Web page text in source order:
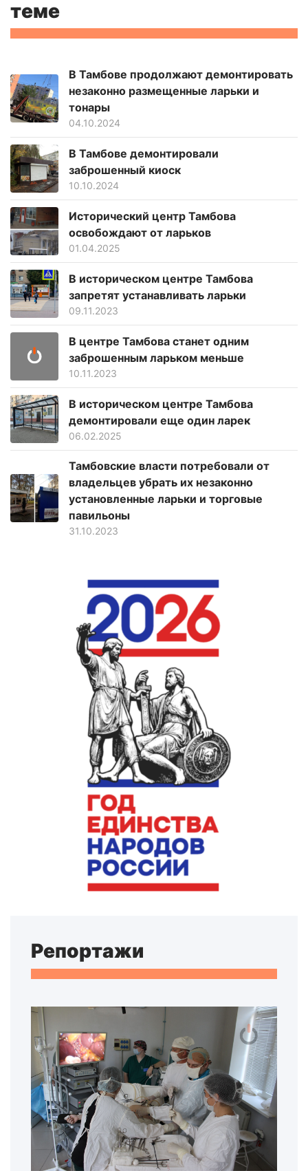
теме
В Тамбове продолжают демонтировать
незаконно размещенные ларьки и
тонары
04.10.2024
В Тамбове демонтировали
заброшенный киоск
10.10.2024
Исторический центр Тамбова
освобождают от ларьков
01.04.2025
В историческом центре Тамбова
запретят устанавливать ларьки
09.11.2023
В центре Тамбова станет одним
заброшенным ларьком меньше
10.11.2023
В историческом центре Тамбова
демонтировали еще один ларек
06.02.2025
Тамбовские власти потребовали от
владельцев убрать их незаконно
установленные ларьки и торговые
павильоны
31.10.2023
Репортажи